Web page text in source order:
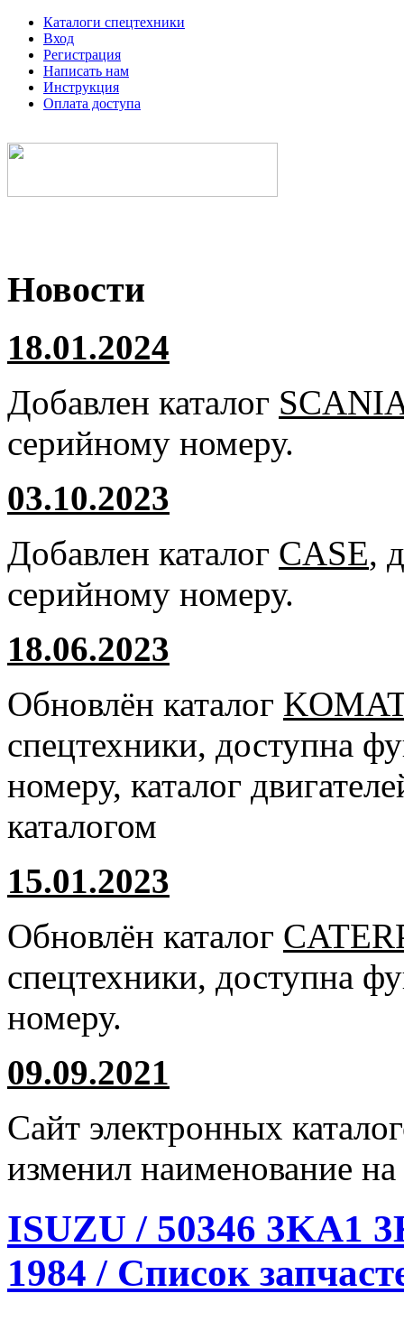
Каталоги спецтехники
Вход
Регистрация
Написать нам
Инструкция
Оплата доступа
Новости
18.01.2024
Добавлен каталог
серийному номеру.
03.10.2023
Добавлен каталог CASE,
серийному номеру.
18.06.2023
Обновлён каталог
спецтехники, доступна
номеру, каталог
каталогом
15.01.2023
Обновлён каталог
спецтехники, доступна
номеру.
09.09.2021
Сайт электронных
изменил наименование на
ISUZU / 50346 3KA1
1984 / Список